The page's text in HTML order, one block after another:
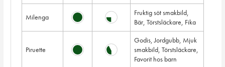
Milenga
Fruktig söt smakbild,
Bär, Törstsläckare, Fika
Piruette
Godis, Jordgubb, Mjuk
smakbild, Törstsläckare,
Favorit hos barn